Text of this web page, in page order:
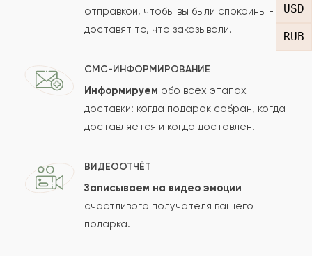
USD
RUB
Сколько будет
Отзыв будет опубликован после проверки.
Проверяем на спам.
отправкой, чтобы вы были спокойны -
доставят то, что заказывали.
СМС-ИНФОРМИРОВАНИЕ
Информируем обо всех этапах
доставки: когда подарок собран, когда
доставляется и когда доставлен.
ВИДЕООТЧЁТ
Записываем на видео эмоции
счастливого получателя вашего
подарка.